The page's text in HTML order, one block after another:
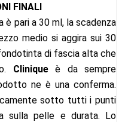
FINALI
pari a 30 ml, la scadenza
medio si aggira sui 30
di fascia alta che
Cliniqueè da sempre
ne è una conferma.
sotto tutti i punti
sulla pelle e durata. Lo